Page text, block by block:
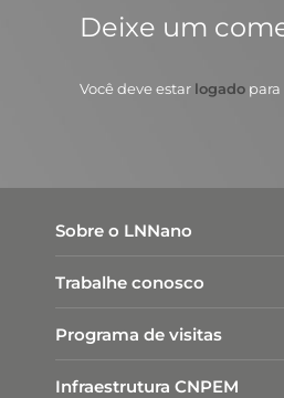
Deixe um
Você deve estar logado
Sobre o LNNano
Trabalhe conosco
Programa de visitas
Infraestrutura CNPEM